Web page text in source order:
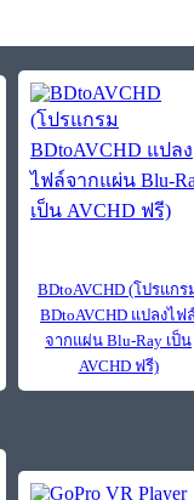
BDtoAVCHD (โปรแกร
BDtoAVCHD แปลงไฟล์
จากแผ่น Blu-Ray เป็น
AVCHD ฟรี)